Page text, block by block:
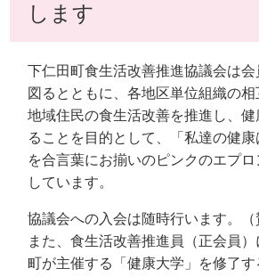
します
下仁田町食生活改善推進協議会は
図るとともに、各地区単位組織の
地域住民の食生活改善を推進し、
ることを目的として、「私達の健
を合言葉にお揃いのピンクのエプ
しています。
協議会への入会は随時行います。（
また、食生活改善推進員（正会員）
町が主催する「健康大学」を修了